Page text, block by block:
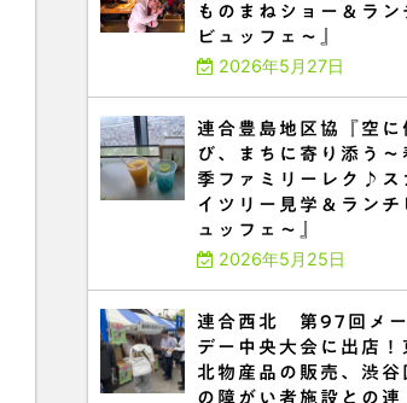
ものまねショー＆ラン
ビュッフェ～』
2026年5月27日
連合豊島地区協『空に
び、まちに寄り添う～
季ファミリーレク♪ス
イツリー見学＆ランチ
ュッフェ～』
2026年5月25日
連合西北 第97回メー
デー中央大会に出店！
北物産品の販売、渋谷
の障がい者施設との連